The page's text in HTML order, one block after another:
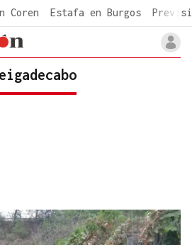
Coren Estafa en Burgos